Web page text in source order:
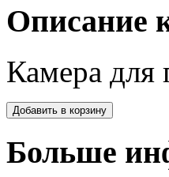
Описание
Камера для
Больше